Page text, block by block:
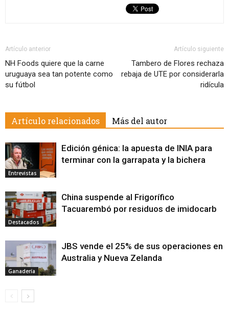
Artículo anterior
NH Foods quiere que la carne
uruguaya sea tan potente como
su fútbol
Artículo siguiente
Tambero de Flores rechaza
rebaja de UTE por considerarla
ridícula
Artículo relacionados Más del autor
Entrevistas
Edición génica: la apuesta de INIA para
terminar con la garrapata y la bichera
Destacados
China suspende al Frigorífico
Tacuarembó por residuos de imidocarb
Ganadería
JBS vende el 25% de sus operaciones en
Australia y Nueva Zelanda